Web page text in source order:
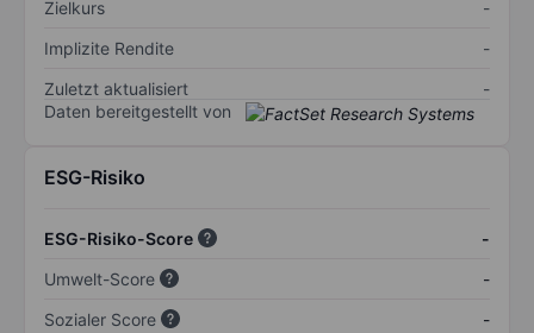
Zielkurs
-
Implizite Rendite
-
Zuletzt aktualisiert
-
Daten bereitgestellt von
ESG-Risiko
ESG-Risiko-Score
-
Umwelt-Score
-
Sozialer Score
-